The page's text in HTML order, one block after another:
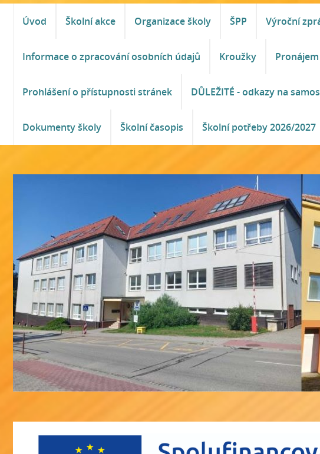
Úvod Školní akce Organizace školy ŠPP Výroční
Informace o zpracování osobních údajů Kroužky
Prohlášení o přístupnosti stránek DŮLEŽITÉ - odkazy na
Dokumenty školy Školní časopis Školní potřeby 2026/2027